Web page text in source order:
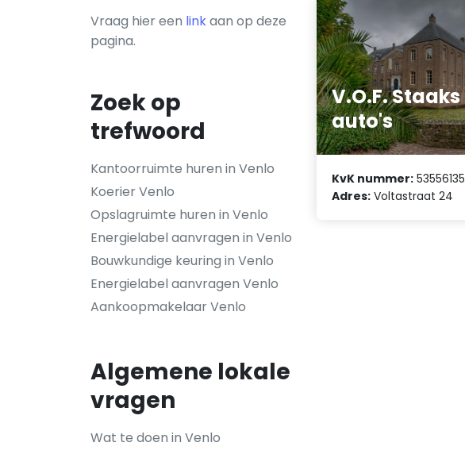
Vraag hier een linkaan op deze
pagina.
Zoek op
trefwoord
Kantoorruimte huren in Venlo
Koerier Venlo
Opslagruimte huren in Venlo
Energielabel aanvragen in Venlo
Bouwkundige keuring in Venlo
Energielabel aanvragen Venlo
Aankoopmakelaar Venlo
Algemene lokale
vragen
Wat te doen in Venlo
V.O.F. Staaks
auto's
KvK nummer: 53556135
Adres: Voltastraat 24